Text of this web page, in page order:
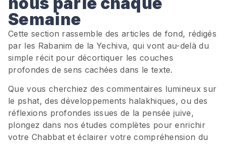
Semaine
Cette section rassemble des articles de fond, rédigés
par les Rabanim de la Yechiva, qui vont au-delà du
simple récit pour décortiquer les couches
profondes de sens cachées dans le texte.
Que vous cherchiez des commentaires lumineux sur
le pshat, des développements halakhiques, ou des
réflexions profondes issues de la pensée juive,
plongez dans nos études complètes pour enrichir
votre Chabbat et éclairer votre compréhension du